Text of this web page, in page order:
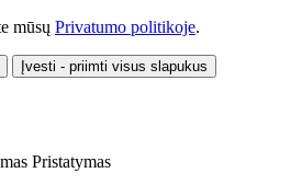
mūsų Privatumo politikoje.
Įvesti - priimti visus slapukus
Pristatymas